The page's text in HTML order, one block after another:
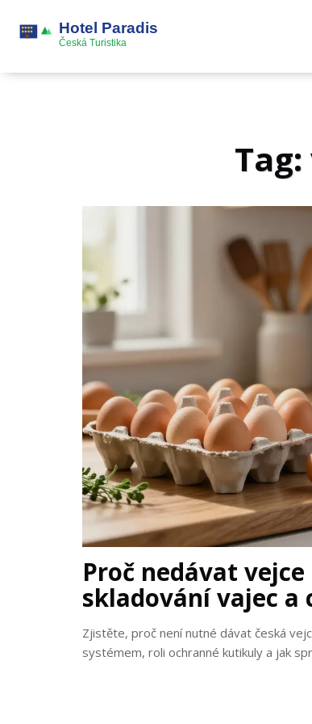
Proč nedávat
skladování vajec a
Zjistěte, proč není nutné dávat česká
systémem, roli ochranné kutikuly a jak